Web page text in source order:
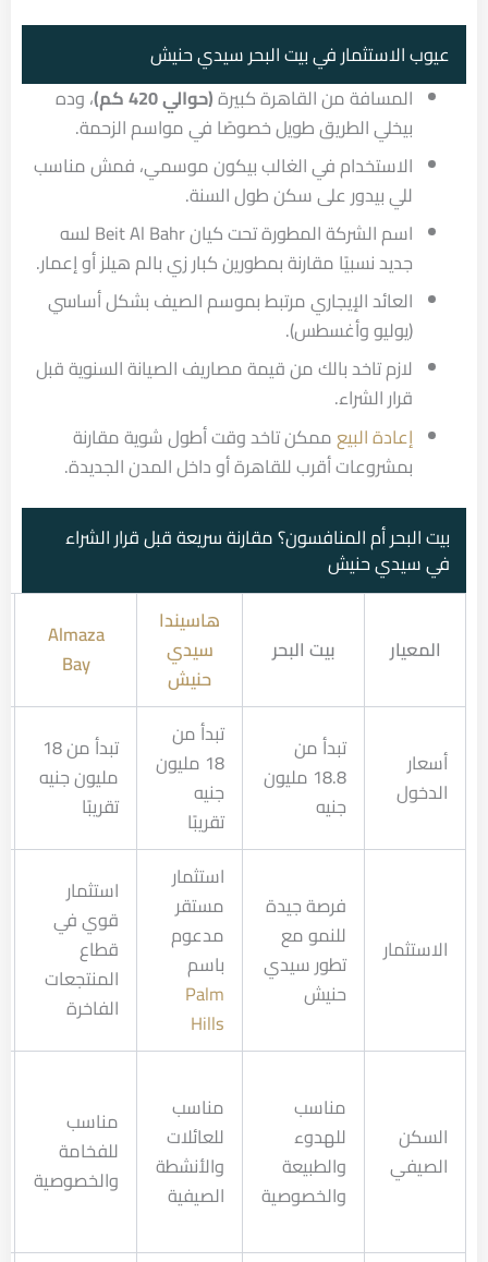
عيوب الاستثمار في بيت البحر سيدي حنيش
المسافة من القاهرة كبيرة(حوالي 420 كم)
، وده
بيخلي الطريق طويل خصوصًا في مواسم الزحمة.
الاستخدام في الغالب بيكون موسمي، فمش مناسب
للي بيدور على سكن طول السنة.
اسم الشركة المطورة تحت كيان Beit Al Bahr لسه
جديد نسبيًا مقارنة بمطورين كبار زي بالم هيلز أو إعمار.
العائد الإيجاري مرتبط بموسم الصيف بشكل أساسي
(يوليو وأغسطس).
لازم تاخد بالك من قيمة مصاريف الصيانة السنوية قبل
قرار الشراء.
إعادة البيعممكن تاخد وقت أطول شوية مقارنة
بمشروعات أقرب للقاهرة أو داخل المدن الجديدة.
بيت البحر أم المنافسون؟ مقارنة سريعة قبل قرار الشراء
في سيدي حنيش
المعيار بيت البحر
هاسيندا
سيدي
حنيش
Almaza
Bay
أسعار
الدخول
تبدأ من
18.8 مليون
جنيه
تبدأ من
18 مليون
جنيه
تقريبًا
تبدأ من 18
مليون جنيه
تقريبًا
الاستثمار
فرصة جيدة
للنمو مع
تطور سيدي
حنيش
استثمار
مستقر
مدعوم
باسم
Palm
Hills
استثمار
قوي في
قطاع
المنتجعات
الفاخرة
السكن
الصيفي
مناسب
للهدوء
والطبيعة
والخصوصية
مناسب
للعائلات
والأنشطة
الصيفية
مناسب
للفخامة
والخصوصية